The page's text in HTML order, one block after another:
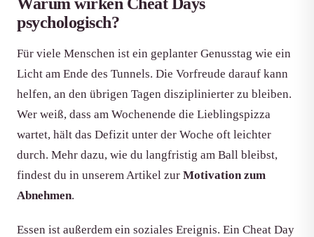
psychologisch?
Für viele Menschen ist ein geplanter Genusstag wie ein
Licht am Ende des Tunnels. Die Vorfreude darauf kann
helfen, an den übrigen Tagen disziplinierter zu bleiben.
Wer weiß, dass am Wochenende die Lieblingspizza
wartet, hält das Defizit unter der Woche oft leichter
durch. Mehr dazu, wie du langfristig am Ball bleibst,
findest du in unserem Artikel zur Motivation zum
Abnehmen.
Essen ist außerdem ein soziales Ereignis. Ein Cheat Day